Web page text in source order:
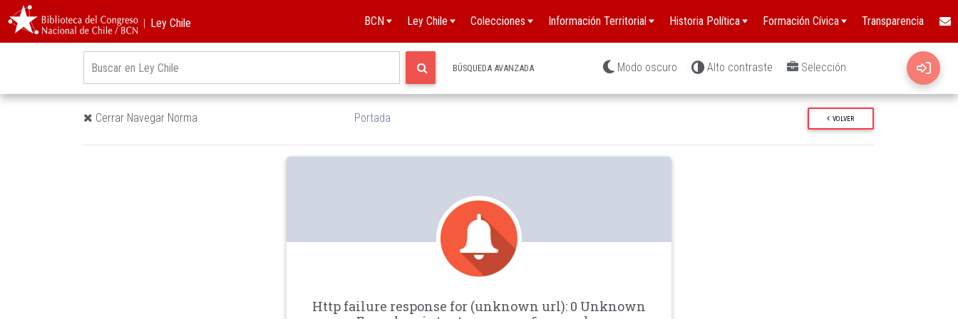
︱Ley Chile BCN Ley Chile Colecciones Información Territorial Historia Política Formación Cívica Transparencia
BÚSQUEDA AVANZADA Modo oscuro Alto contraste Selección
Cerrar Navegar Norma Portada VOLVER
Http failure response for (unknown url): 0 Unknown